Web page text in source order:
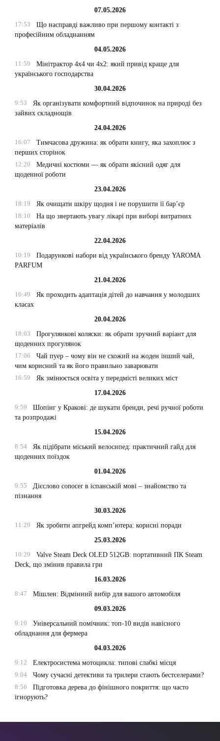
07.05.2026
17:53
Що насправді важливо при першому контакті з
професійним обладнанням
04.05.2026
11:59
Мінітрактор 4х4 чи 4х2: який привід краще для
українського господарства
30.04.2026
9:53
Як організувати комфортний відпочинок на природі без
зайвих складнощів
24.04.2026
16:07
Тимчасова дружина: як обрати книгу, яка захоплює з
перших сторінок
12:20
Медичні костюми — як обрати якісний одяг для
щоденної роботи
23.04.2026
18:19
Як очищати шкіру щодня і не порушити її бар’єр
18:10
На що звертають увагу лікарі при виборі витратних
матеріалів
22.04.2026
10:19
Подарункові набори від українського бренду YAROMA
PARFUM
21.04.2026
16:49
Як проходить адаптація дітей до навчання у молодших
класах
20.04.2026
18:03
Прогулянкові коляски: як обрати зручний варіант для
щоденних прогулянок
17:06
Чай пуер – чому він не схожий на жоден інший чай,
чим корисний та як його правильно заварювати
16:59
Як змінюється освіта у передмісті великих міст
17.04.2026
9:59
Шопінг у Кракові: де шукати бренди, речі ручної роботи
та розпродажі
15.04.2026
8:54
Як підібрати міський велосипед: практичний гайд для
щоденних поїздок
01.04.2026
9:55
Дієслово conocer в іспанській мові – знайомство та
пізнання
30.03.2026
11:29
Як зробити апгрейд комп’ютера: корисні поради
25.03.2026
10:29
Valve Steam Deck OLED 512GB: портативний ПК Steam
Deck, що змінив правила гри
16.03.2026
8:47
Мішлен: Відмінний вибір для вашого автомобіля
09.03.2026
9:10
Універсальний помічник: топ-10 видів навісного
обладнання для фермера
04.03.2026
9:12
Електросистема мотоцикла: типові слабкі місця
9:04
Чому сучасні детективи та трилери стають бестселерами?
8:56
Підготовка дерева до фінішного покриття: що часто
ігнорують?